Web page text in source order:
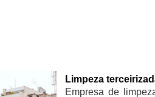
Limpeza
Empresa de